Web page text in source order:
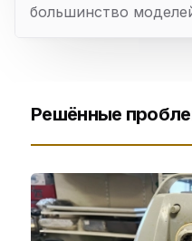
большинство
Решённые